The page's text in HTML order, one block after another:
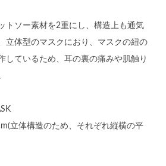
トソー素材を2重にし、構造上も通気
立体型のマスクにおり、マスクの紐の
しているため、耳の裏の痛みや肌触り
立体構造のため、それぞれ縦横の平